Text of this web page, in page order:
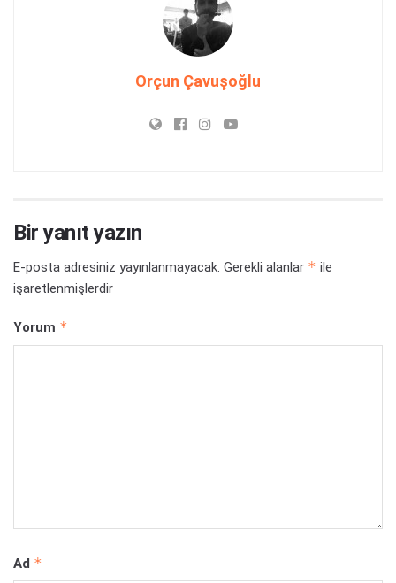
Orçun Çavuşoğlu
Bir yanıt yazın
E-posta adresiniz yayınlanmayacak. Gerekli alanlar * ile
işaretlenmişlerdir
Yorum *
Ad *